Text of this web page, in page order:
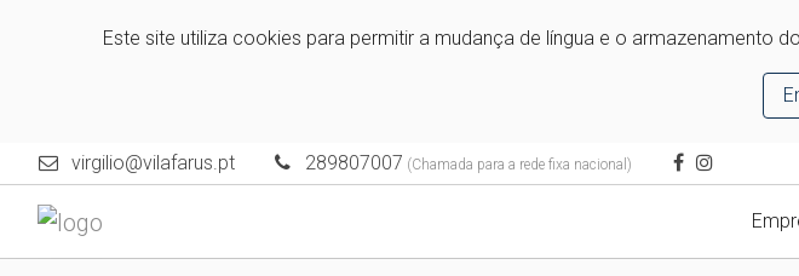
Este site utiliza cookies para permitir a mudança de língua e o armazenamento
virgilio@vilafarus.pt 289807007 (Chamada para a rede fixa nacional)